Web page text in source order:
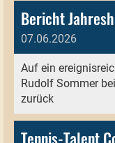
Bericht
07.06.2026
Auf ein
Rudolf Sommer
zurück